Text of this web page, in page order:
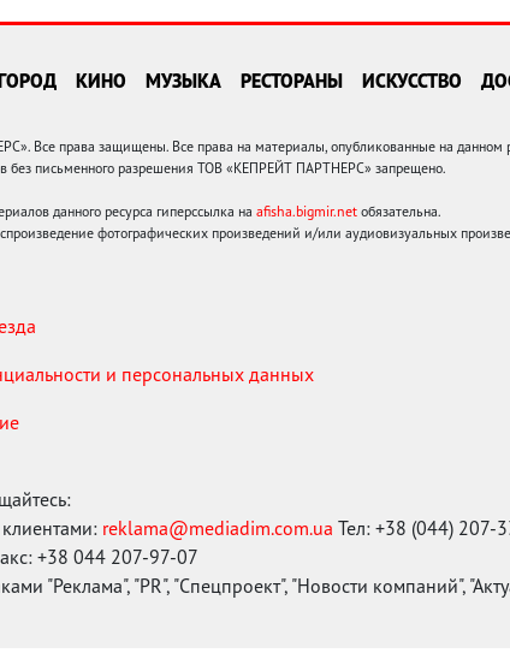
КИНО МУЗЫКА РЕСТОРАНЫ ИСКУССТВО
Все права защищены. Все права на материалы, опубликованные на
без письменного разрешения ТОВ «КЕПРЕЙТ ПАРТНЕРС» запрещено.
данного ресурса гиперссылка на afisha.bigmir.net обязательна.
фотографических произведений и/или аудиовизуальных
и персональных данных
reklama@mediadim.com.ua Тел: +38 (044) 207-
+38 044 207-97-07
"Реклама", "PR", "Спецпроект", "Новости компаний",